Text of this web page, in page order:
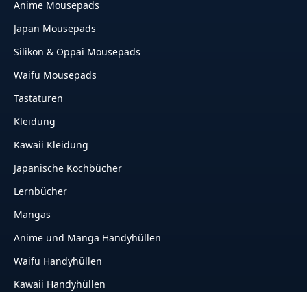
Anime Mousepads
Japan Mousepads
Silikon & Oppai Mousepads
Waifu Mousepads
Tastaturen
Kleidung
Kawaii Kleidung
Japanische Kochbücher
Lernbücher
Mangas
Anime und Manga Handyhüllen
Waifu Handyhüllen
Kawaii Handyhüllen